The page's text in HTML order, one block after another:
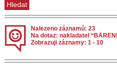
Nalezeno záznamů: 23
Na dotaz: nakladatel
Zobrazuji záznamy: 1 - 10